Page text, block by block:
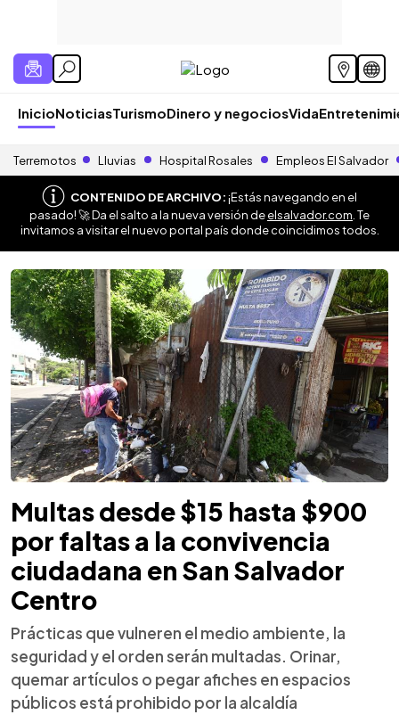
InicioNoticiasTurismoDinero y negociosVida
Terremotos Lluvias Hospital Rosales Empleos El Salvador
CONTENIDO DE ARCHIVO:¡Estás navegando en el
pasado! 🚀 Da el salto a la nueva versión deelsalvador.com . Te
invitamos a visitar el nuevo portal país donde coincidimos todos.
Multas desde $15 hasta $900
por faltas a la convivencia
ciudadana en San Salvador
Centro
Prácticas que vulneren el medio ambiente, la
seguridad y el orden serán multadas. Orinar,
quemar artículos o pegar afiches en espacios
públicos está prohibido por la alcaldía